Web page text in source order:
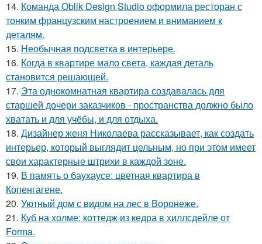
14. Команда Oblik Design Studio оформила ресторан с
тонким французским настроением и вниманием к
деталям.
15. Необычная подсветка в интерьере.
16. Когда в квартире мало света, каждая деталь
становится решающей.
17. Эта однокомнатная квартира создавалась для
старшей дочери заказчиков - пространства должно было
хватать и для учёбы, и для отдыха.
18. Дизайнер женя Николаева рассказывает, как создать
интерьер, который выглядит цельным, но при этом имеет
свои характерные штрихи в каждой зоне.
19. В память о баухаусе: цветная квартира в
Копенгагене.
20. Уютный дом с видом на лес в Воронеже.
21. Куб на холме: коттедж из кедра в хиллсдейле от
Forma.